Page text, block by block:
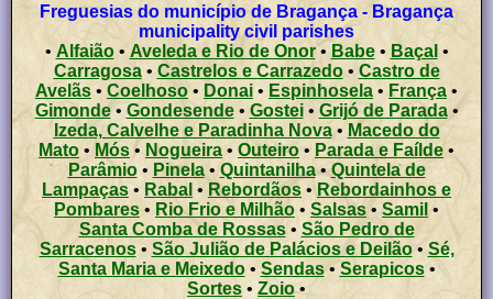
Freguesias do município de Bragança - Bragança
municipality civil parishes
• Alfaião• Aveleda e Rio de Onor• Babe• Baçal •
Carragosa• Castrelos e Carrazedo• Castro de
Avelãs• Coelhoso • Donai • Espinhosela • França •
Gimonde• Gondesende• Gostei• Grijó de Parada•
Izeda, Calvelhe e Paradinha Nova• Macedo do
Mato • Mós • Nogueira • Outeiro• Parada e Faílde •
Parâmio• Pinela•Quintanilha•Quintela de
Lampaças• Rabal • Rebordãos • Rebordainhos e
Pombares • Rio Frio e Milhão • Salsas •Samil •
Santa Comba de Rossas• São Pedro de
Sarracenos• São Julião de Palácios e Deilão• Sé,
Santa Maria e Meixedo• Sendas•Serapicos•
Sortes • Zoio•